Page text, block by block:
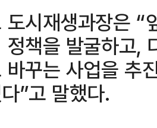
시재생과장은 “
정책을 발굴하고,
바꾸는 사업을 추
”고 말했다.